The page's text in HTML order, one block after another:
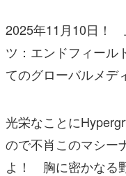
2025年11月10日！
ツ：エンドフィー
てのグローバルメデ
光栄なことに
ので不肖このマシー
よ！ 胸に密かなる